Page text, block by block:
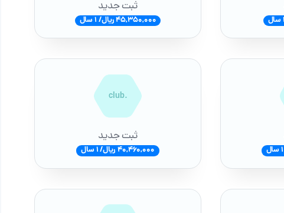
ثبت جدید
45,350,000 ریال/ 1 سال
.club
ثبت جدید
40,460,000 ریال/ 1 سال